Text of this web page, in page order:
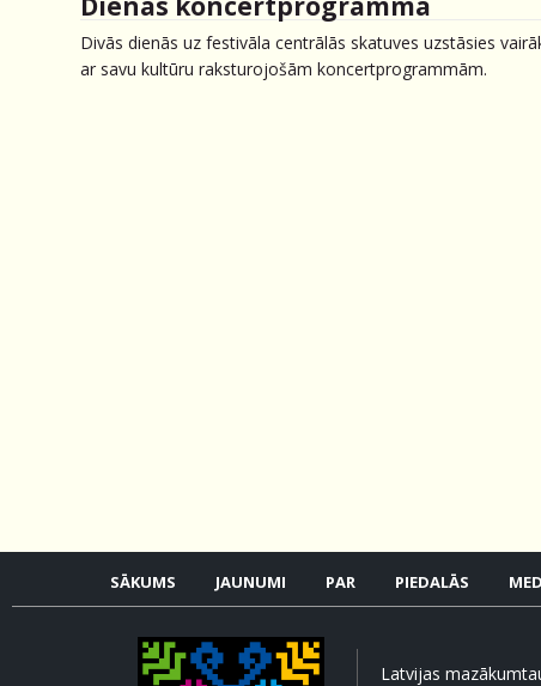
Divās dienās uz festivāla centrālās skatuves uzstāsies
ar savu kultūru raksturojošām koncertprogrammām.
SĀKUMS JAUNUMI PAR PIEDALĀS
Latvijas